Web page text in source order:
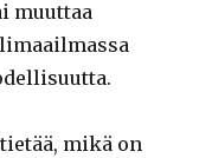
muuttaa
mikä on